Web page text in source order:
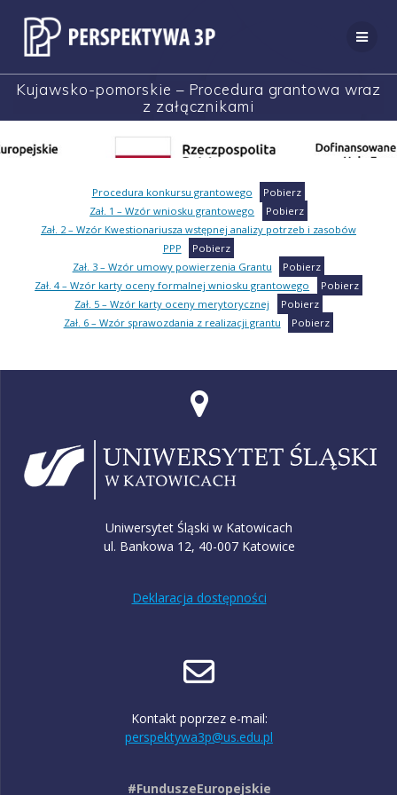
do
treści
Kujawsko-pomorskie – Procedura grantowa wraz
z załącznikami
Procedura konkursu grantowego
Pobierz
Zał. 1 – Wzór wniosku grantowego
Pobierz
Zał. 2 – Wzór Kwestionariusza wstępnej analizy potrzeb i zasobów
PPP
Pobierz
Zał. 3 – Wzór umowy powierzenia Grantu
Pobierz
Zał. 4 – Wzór karty oceny formalnej wniosku grantowego
Pobierz
Zał. 5 – Wzór karty oceny merytorycznej
Pobierz
Zał. 6 – Wzór sprawozdania z realizacji grantu
Pobierz
Uniwersytet Śląski w Katowicach
ul. Bankowa 12, 40-007 Katowice
Deklaracja dostępności
Kontakt poprzez e-mail:
perspektywa3p@us.edu.pl
#FunduszeEuropejskie